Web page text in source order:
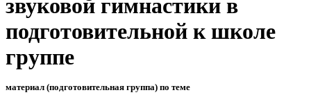
звуковой гимнастики в
подготовительной к школе
группе
материал (подготовительная группа) по теме